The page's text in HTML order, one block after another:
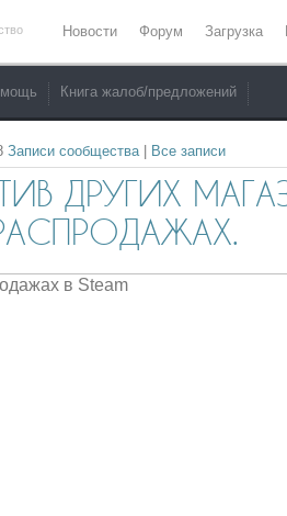
Новости Форум Загрузка
Книга жалоб/предложений
Записи сообщества| Все записи
ДРУГИХ